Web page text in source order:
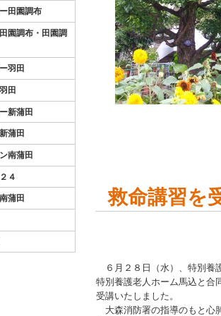
救命講習を
６月２８日（水）、特別養
特別養護老人ホーム馬込と合
受講いたしました。
大森消防署の指導のもと心
田園調布
園調布・田園調
羽田
田
新蒲田
蒲田
南蒲田
４
蒲田